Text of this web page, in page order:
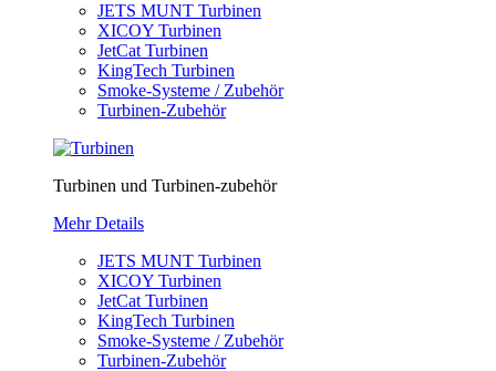
JETS MUNT Turbinen
XICOY Turbinen
JetCat Turbinen
KingTech Turbinen
Smoke-Systeme / Zubehör
Turbinen-Zubehör
Turbinen und Turbinen-zubehör
Mehr Details
JETS MUNT Turbinen
XICOY Turbinen
JetCat Turbinen
KingTech Turbinen
Smoke-Systeme / Zubehör
Turbinen-Zubehör